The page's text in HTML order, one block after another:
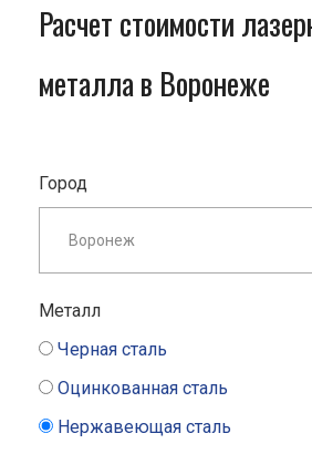
Расчет стоимости
металла в Воронеже
Город
Металл
Черная сталь
Оцинкованная сталь
Нержавеющая сталь